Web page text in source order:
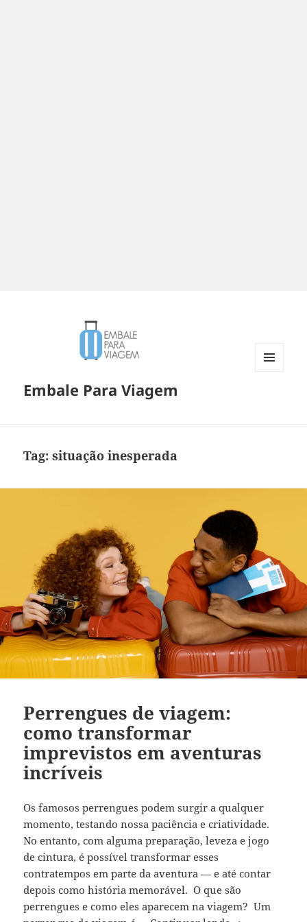
Embale Para Viagem
Tag:situação inesperada
Perrengues de viagem:
como transformar
imprevistos em aventuras
incríveis
Os famosos perrengues podem surgir a qualquer
momento, testando nossa paciência e criatividade.
No entanto, com alguma preparação, leveza e jogo
de cintura, é possível transformar esses
contratempos em parte da aventura — e até contar
depois como história memorável. O que são
perrengues e como eles aparecem na viagem? Um